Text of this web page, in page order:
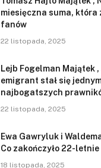
miesięczna suma, która
fanów
22 listopada, 2025
Lejb Fogelman Majątek
emigrant stał się
najbogatszych
22 listopada, 2025
Ewa Gawryluk i
Co zakończyło 22-letnie
18 listopada, 2025